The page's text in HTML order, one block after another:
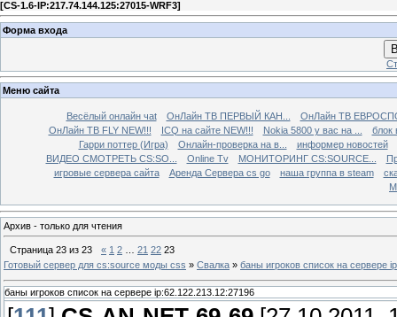
[CS-1.6-IP:217.74.144.125:27015-WRF3]
Форма входа
Меню сайта
Весёлый онлайн чаt ОнЛайн ТВ ПЕРВЫЙ КАН...
ОнЛайн ТВ
ОнЛайн ТВ FLY NEW!!!
ICQ на сайте NEW!!! Nokia 5800 у вас на ...
блок
Гарри поттер (Игра)
Онлайн-проверка на в...
информер новостей
ВИДЕО СМОТРЕТЬ CS:SO...
Online Tv МОНИТОРИНГ CS:SOURCE...
игровые сервера сайта
Аренда Сервера cs go наша группа в steam
Архив - только для чтения
Страница 23 из 23 « 1 2 21 22 23
Готовый сервер для cs:source моды css » Свалка » баны игроков список на сервере
баны игроков список на сервере ip:62.122.213.12:27196